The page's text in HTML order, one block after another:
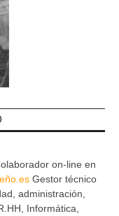
on-line en
Gestor técnico
administración,
Informática,